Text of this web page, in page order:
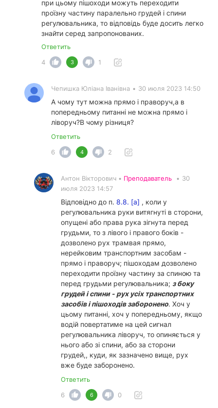
при цьому пішоходи можуть переходити
проїзну частину паралельно грудей і спини
регулювальника, то відповідь буде досить легко
знайти серед запропонованих.
Ответить
4
3 1
Чепишка Юліана Іванівна • 30 июля 2023 14:50
А чому тут можна прямо і праворуч,а в
попередньому питанні не можна прямо і
ліворуч?В чому різниця?
Ответить
6
4 2
Антон Вікторович • Преподаватель • 30
июля 2023 14:57
Відповідно до п. 8.8. [а] , коли у
регулювальника руки витягнуті в сторони,
опущені або права рука зігнута перед
грудьми, то з лівого і правого боків -
дозволено рух трамвая прямо,
нерейковим транспортним засобам -
прямо і праворуч; пішоходам дозволено
переходити проїзну частину за спиною та
перед грудьми регулювальника; з боку
грудей і спини - рух усіх транспортних
засобів і пішоходів заборонено. Хоч у
цьому питанні, хоч у попередньому, якщо
водій повертатиме на цей сигнал
регулювальника ліворуч, то опиняється у
нього або зі спини, або за сторони
грудей,, куди, як зазначено вище, рух
вже буде заборонено.
Ответить
6
6 0